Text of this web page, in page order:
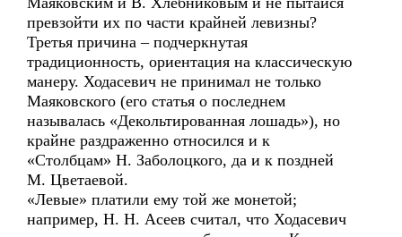
превзойти их по части крайней левизны?
Третья причина – подчеркнутая
традиционность, ориентация на классическую
манеру. Ходасевич не принимал не только
Маяковского (его статья о последнем
называлась «Декольтированная лошадь»), но
крайне раздраженно относился и к
«Столбцам» Н. Заболоцкого, да и к поздней
М. Цветаевой.
«Левые» платили ему той же монетой;
например, Н. Н. Асеев считал, что Ходасевич